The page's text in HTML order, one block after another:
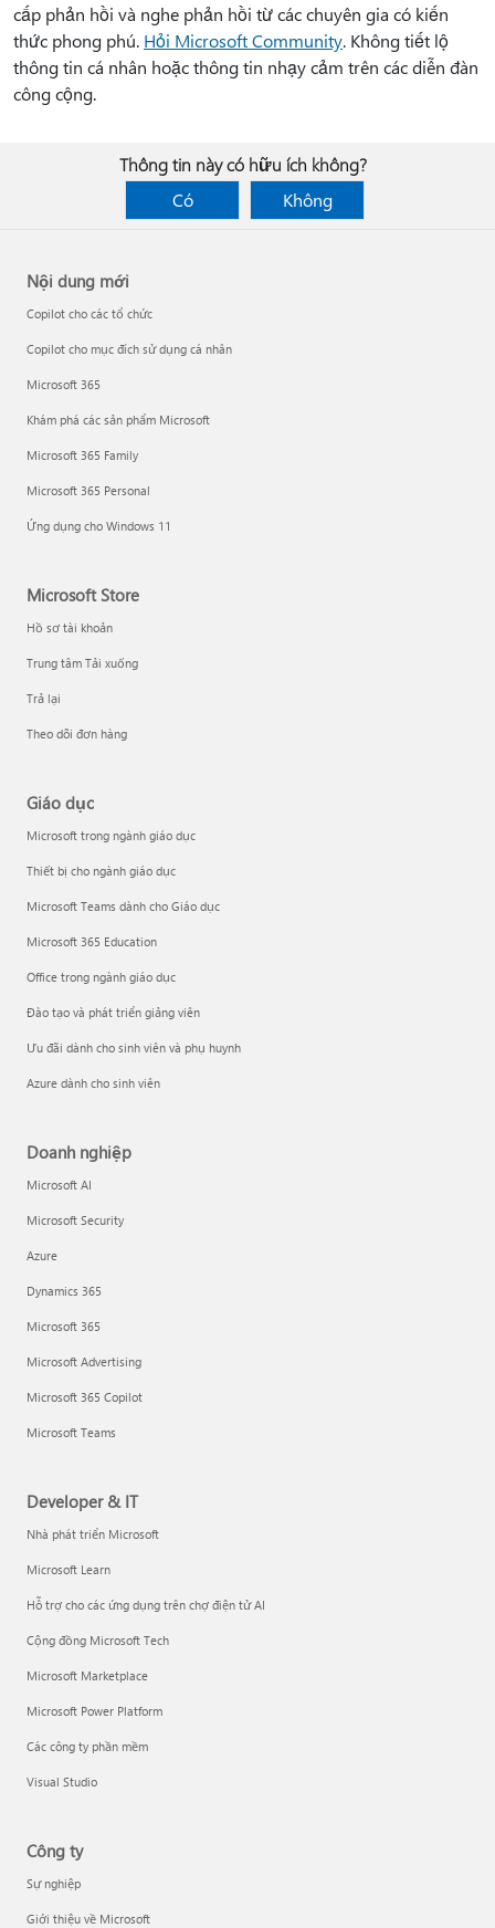
cấp phản hồi và nghe phản hồi từ các chuyên gia có kiến
thức phong phú. Hỏi Microsoft Community. Không tiết lộ
thông tin cá nhân hoặc thông tin nhạy cảm trên các diễn đàn
công cộng.
Thông tin này có hữu ích không?
Có
Không
Nội dung mới
Copilot cho các tổ chức
Copilot cho mục đích sử dụng cá nhân
Microsoft 365
Khám phá các sản phẩm Microsoft
Microsoft 365 Family
Microsoft 365 Personal
Ứng dụng cho Windows 11
Microsoft Store
Hồ sơ tài khoản
Trung tâm Tải xuống
Trả lại
Theo dõi đơn hàng
Giáo dục
Microsoft trong ngành giáo dục
Thiết bị cho ngành giáo dục
Microsoft Teams dành cho Giáo dục
Microsoft 365 Education
Office trong ngành giáo dục
Đào tạo và phát triển giảng viên
Ưu đãi dành cho sinh viên và phụ huynh
Azure dành cho sinh viên
Doanh nghiệp
Microsoft AI
Microsoft Security
Azure
Dynamics 365
Microsoft 365
Microsoft Advertising
Microsoft 365 Copilot
Microsoft Teams
Developer & IT
Nhà phát triển Microsoft
Microsoft Learn
Hỗ trợ cho các ứng dụng trên chợ điện tử AI
Cộng đồng Microsoft Tech
Microsoft Marketplace
Microsoft Power Platform
Các công ty phần mềm
Visual Studio
Công ty
Sự nghiệp
Giới thiệu về Microsoft